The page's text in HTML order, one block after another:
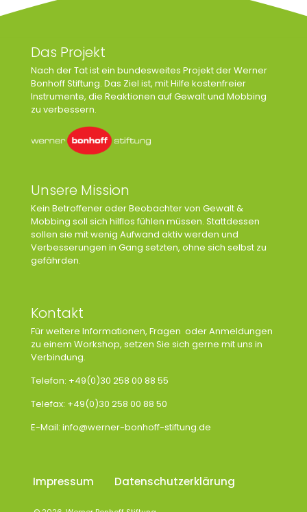
Das Projekt
Nach der Tat ist ein bundesweites Projekt der Werner
Bonhoff Stiftung. Das Ziel ist, mit Hilfe kostenfreier
Instrumente, die Reaktionen auf Gewalt und Mobbing
zu verbessern.
Unsere Mission
Kein Betroffener oder Beobachter von Gewalt &
Mobbing soll sich hilflos fühlen müssen. Stattdessen
sollen sie mit wenig Aufwand aktiv werden und
Verbesserungen in Gang setzten, ohne sich selbst zu
gefährden.
Kontakt
Für weitere Informationen, Fragen oder Anmeldungen
zu einem Workshop, setzen Sie sich gerne mit uns in
Verbindung.
Telefon: +49(0)30 258 00 88 55
Telefax: +49(0)30 258 00 88 50
E-Mail: info@werner-bonhoff-stiftung.de
Impressum Datenschutzerklärung